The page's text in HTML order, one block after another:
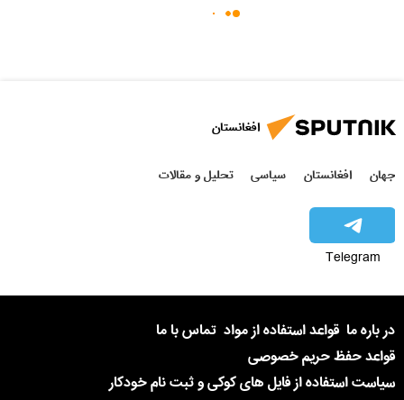
افغانستان
جهان افغانستان سیاسی تحلیل و مقالات
Telegram
در باره ما قواعد استفاده از مواد تماس با ما
قواعد حفظ حریم خصوصی
سیاست استفاده از فایل های کوکی و ثبت نام خودکار